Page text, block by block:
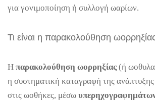
για γονιμοποίηση ή συλλογή ωαρίων.
Τι είναι η παρακολούθηση
Η παρακολούθηση ωορρηξίας (ή
η συστηματική καταγραφή της
στις ωοθήκες, μέσω